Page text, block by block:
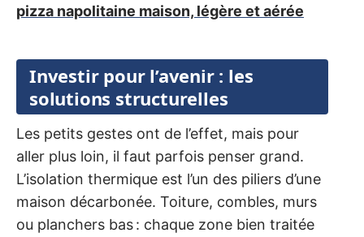
pizza napolitaine maison, légère et aérée
Investir pour l’avenir : les
solutions structurelles
Les petits gestes ont de l’effet, mais pour
aller plus loin, il faut parfois penser grand.
L’isolation thermique est l’un des piliers d’une
maison décarbonée. Toiture, combles, murs
ou planchers bas : chaque zone bien traitée